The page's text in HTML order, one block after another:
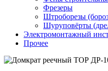
Фрезеры
Штроборезы
Шуруповёрты
Электромонтажный
Прочее